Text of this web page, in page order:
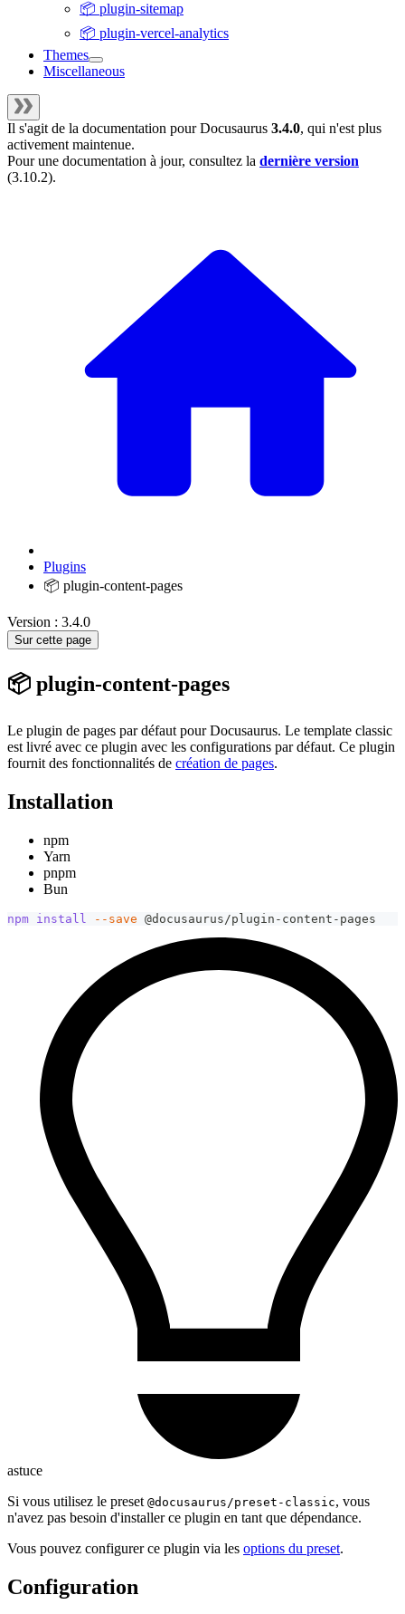
📦 plugin-sitemap
📦 plugin-vercel-analytics
Themes
Miscellaneous
Il s'agit de la documentation pourDocusaurus 3.4.0, qui n'est plus
activement maintenue.
Pour une documentation à jour, consultez la dernière version
(3.10.2).
Plugins
📦 plugin-content-pages
Version : 3.4.0
Sur cette page
📦 plugin-content-pages
Le plugin de pages par défaut pour Docusaurus. Le template classic
est livré avec ce plugin avec les configurations par défaut. Ce plugin
fournit des fonctionnalités de création de pages.
Installation
npm
Yarn
pnpm
Bun
npm install --save @docusaurus/plugin-content-pages
astuce
Si vous utilisez le preset @docusaurus/preset-classic, vous
n'avez pas besoin d'installer ce plugin en tant que dépendance.
Vous pouvez configurer ce plugin via les options du preset.
Configuration